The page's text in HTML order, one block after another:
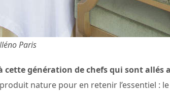
Paris
génération de chefs qui sont allés
nature pour en retenir l’essentiel : le